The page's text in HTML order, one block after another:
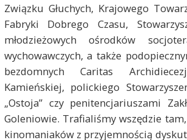
Związku Głuchych, Krajowego
Fabryki Dobrego Czasu,
młodzieżowych ośrodków
wychowawczych, a także
bezdomnych Caritas
Kamieńskiej, polickiego
„Ostoja” czy penitencjariuszami
Goleniowie. Trafialiśmy wszędzie
kinomaniaków z przyjemnością